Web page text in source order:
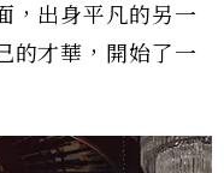
，出身平凡的另一
的才華，開始了一